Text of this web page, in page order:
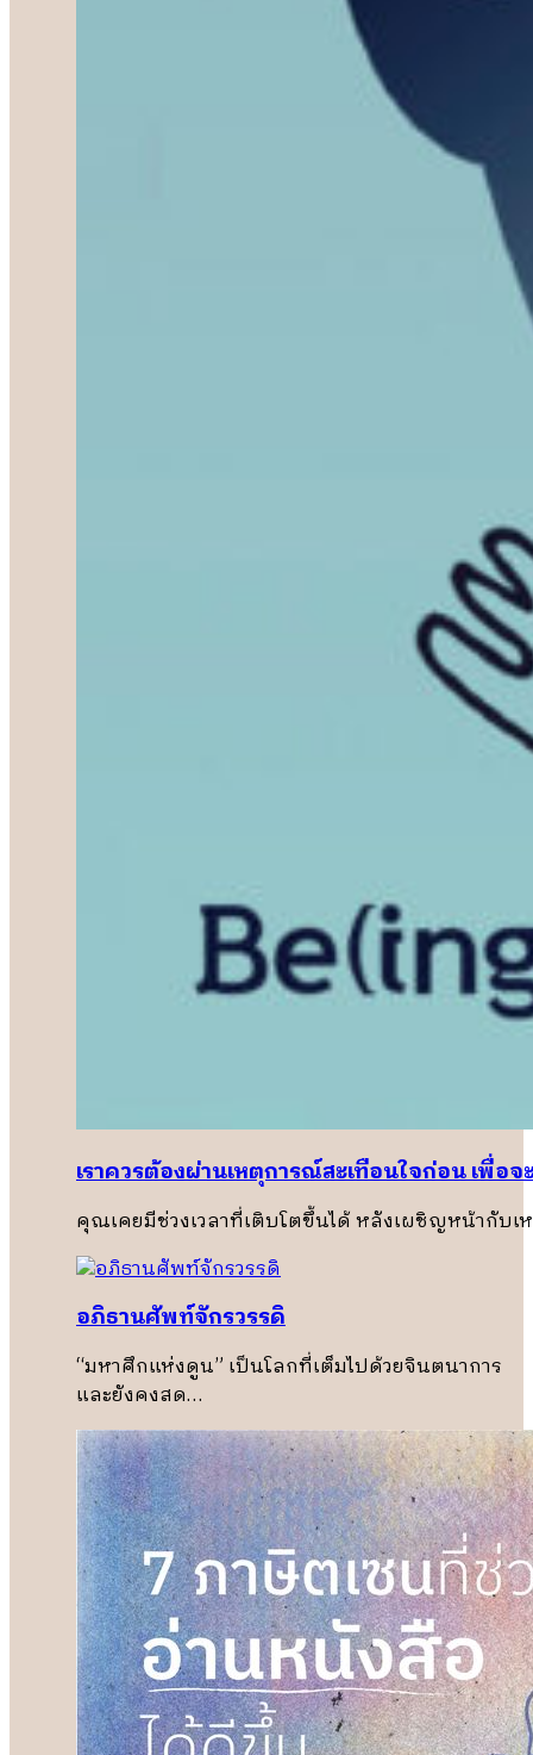
เราควรต้องผ่านเหตุการณ์สะเทือนใจก่อน เพื่อ
คุณเคยมีช่วงเวลาที่เติบโตขึ้นได้ หลังเผชิญหน้ากับเ
อภิธานศัพท์จักรวรรดิ
“มหาศึกแห่งดูน” เป็นโลกที่เต็มไปด้วยจินตนาการ
และยังคงสด…